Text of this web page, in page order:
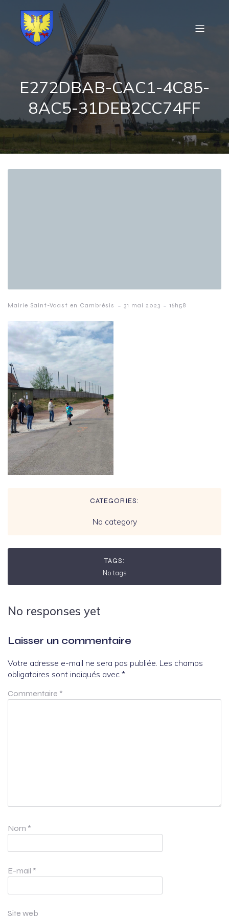
E272DBAB-CAC1-4C85-
8AC5-31DEB2CC74FF
Mairie Saint-Vaast en Cambrésis - 31 mai 2023 - 16h58
CATEGORIES:
No category
TAGS:
No tags
No responses yet
Laisser un commentaire
Votre adresse e-mail ne sera pas publiée. Les champs
obligatoires sont indiqués avec *
Commentaire *
Nom *
E-mail *
Site web